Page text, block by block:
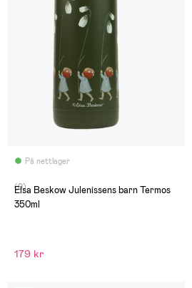
På nettlager
(0)
Elsa Beskow Julenissens barn Termos
350ml
179 kr